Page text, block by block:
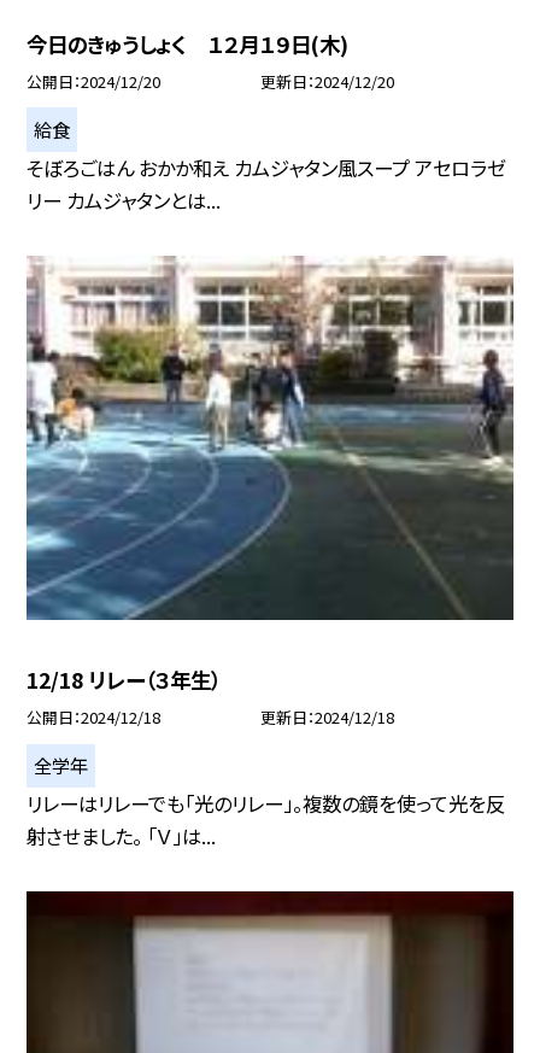
今日のきゅうしょく １２月１９日(木)
公開日 2024/12/20 更新日 2024/12/20
給食
そぼろごはん おかか和え カムジャタン風スープ アセロラゼ
リー カムジャタンとは...
12/18 リレー（３年生）
公開日 2024/12/18 更新日 2024/12/18
全学年
リレーはリレーでも「光のリレー」。複数の鏡を使って光を反
射させました。 「Ｖ」は...